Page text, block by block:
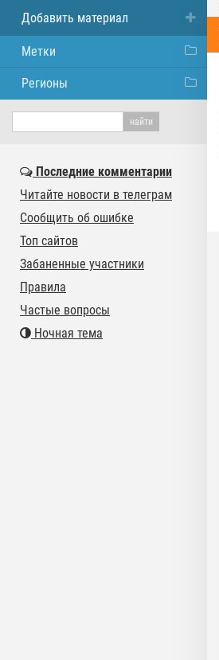
Добавить материал
Метки
Регионы
Последние комментарии
Читайте новости в телеграм
Сообщить об ошибке
Топ сайтов
Забаненные участники
Правила
Частые вопросы
Ночная тема